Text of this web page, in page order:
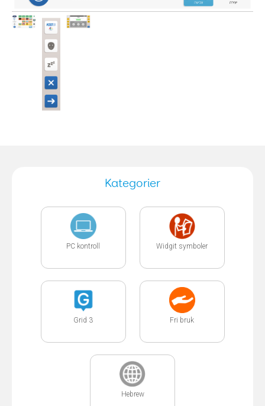
Kategorier
PC kontroll Widgit symboler
Grid 3 Fri bruk
Hebrew